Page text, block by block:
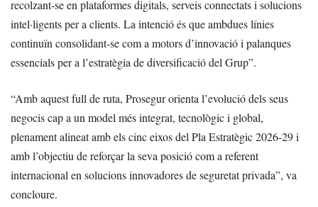
recolzant-se en plataformes digitals, serveis connectats i solucions
intel·ligents per a clients. La intenció és que ambdues línies
continuïn consolidant-se com a motors d’innovació i palanques
essencials per a l’estratègia de diversificació del Grup”.
“Amb aquest full de ruta, Prosegur orienta l’evolució dels seus
negocis cap a un model més integrat, tecnològic i global,
plenament alineat amb els cinc eixos del Pla Estratègic 2026-29 i
amb l’objectiu de reforçar la seva posició com a referent
internacional en solucions innovadores de seguretat privada”, va
concloure.